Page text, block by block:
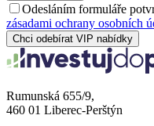
Odesláním formuláře
zásadami ochrany osobních
Chci odebírat VIP nabídky
Rumunská 655/9,
460 01 Liberec-Perštýn